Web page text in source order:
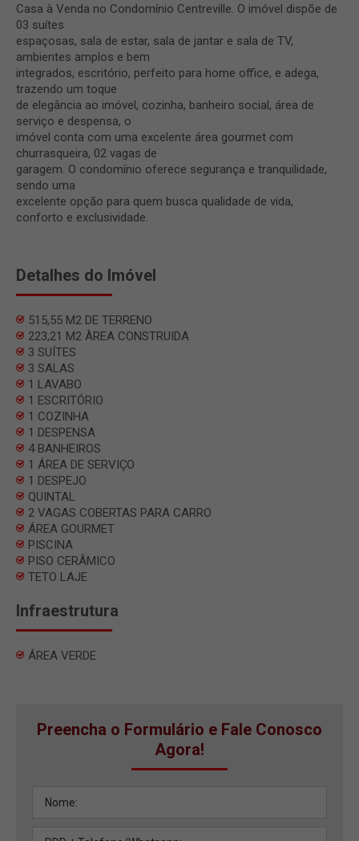
Casa à Venda no Condomínio Centreville. O imóvel dispõe de
03 suítes
espaçosas, sala de estar, sala de jantar e sala de TV,
ambientes amplos e bem
integrados, escritório, perfeito para home office, e adega,
trazendo um toque
de elegância ao imóvel, cozinha, banheiro social, área de
serviço e despensa, o
imóvel conta com uma excelente área gourmet com
churrasqueira, 02 vagas de
garagem. O condomínio oferece segurança e tranquilidade,
sendo uma
excelente opção para quem busca qualidade de vida,
conforto e exclusividade.
Detalhes do Imóvel
515,55 M2 DE TERRENO
223,21 M2 ÀREA CONSTRUIDA
3 SUÍTES
3 SALAS
1 LAVABO
1 ESCRITÓRIO
1 COZINHA
1 DESPENSA
4 BANHEIROS
1 ÁREA DE SERVIÇO
1 DESPEJO
QUINTAL
2 VAGAS COBERTAS PARA CARRO
ÁREA GOURMET
PISCINA
PISO CERÂMICO
TETO LAJE
Infraestrutura
ÁREA VERDE
Preencha o Formulário e Fale Conosco
Agora!